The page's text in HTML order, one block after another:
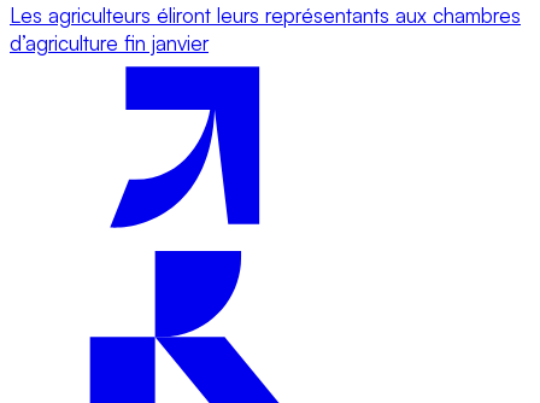
Les agriculteurs éliront leurs représentants aux chambres
d’agriculture fin janvier